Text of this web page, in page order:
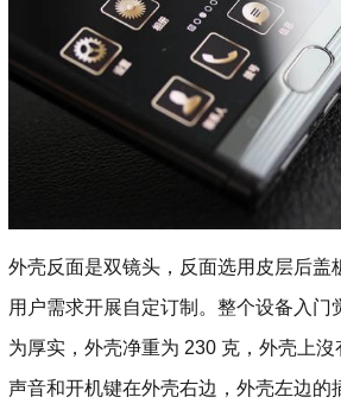
外壳反面是双镜头，反面选用皮层后盖
用户需求开展自定订制。整个设备入门
为厚实，外壳净重为 230 克，外壳上沒
声音和开机键在外壳右边，外壳左边的